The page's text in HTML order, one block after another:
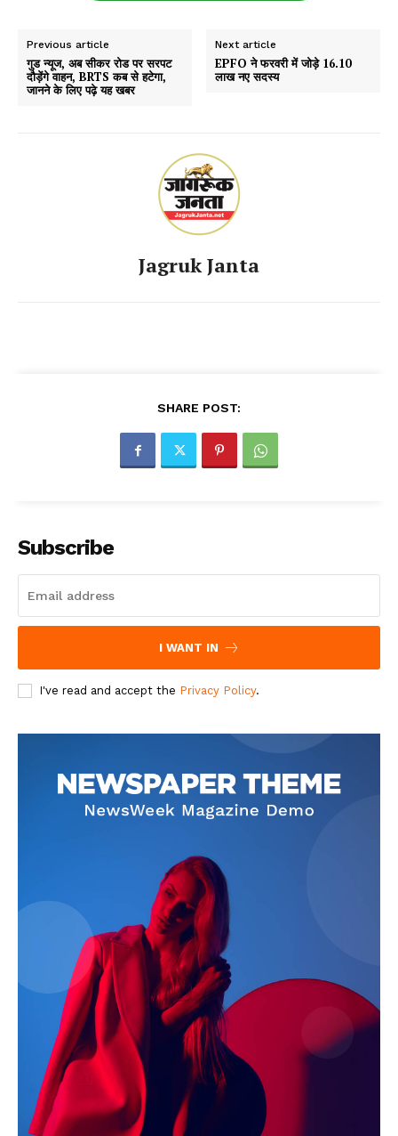
Jagruk Janta
Previous article
गुड न्यूज, अब सीकर रोड पर सरपट
दौड़ेंगे वाहन, BRTS कब से हटेगा,
जानने के लिए पढ़े यह खबर
Next article
EPFO ने फरवरी में जोड़े 16.10
लाख नए सदस्य
Jagruk Janta
SHARE POST:
Subscribe
I WANT IN
I've read and accept the Privacy Policy.